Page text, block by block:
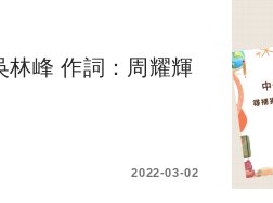
林峰 作詞：周耀輝
2022-03-02